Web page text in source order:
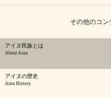
その他のコン
アイヌ民族とは
About Ainu
アイヌの歴史
Ainu History